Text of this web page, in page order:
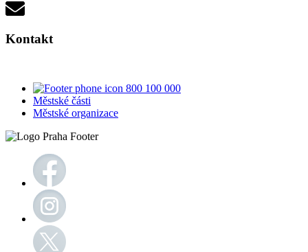
Kontakt
800 100 000
Městské části
Městské organizace